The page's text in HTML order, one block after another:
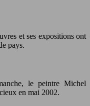
et ses expositions ont
pays.
le peintre Michel
en mai 2002.